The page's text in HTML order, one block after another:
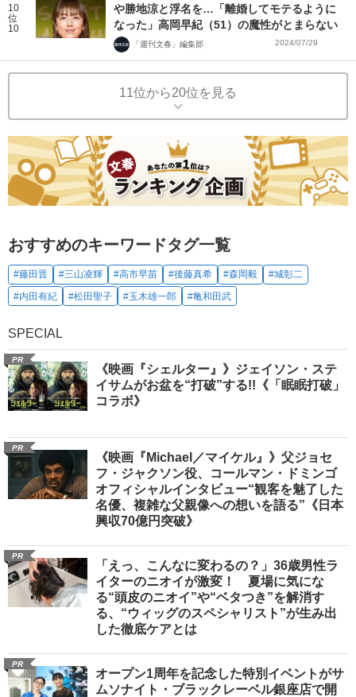
10
位
10
や勝地涼と浮名を…「離婚してモテるように
なった」高岡早紀（51）の魔性がとまらない
「週刊文春」編集部 2024/07/29
11位から20位を見る
おすすめのキーワードタグ一覧
#藤田晋 #三山凌輝 #高市早苗 #後藤真希 #森岡毅
#城彰二
#内田有紀
#松田聖子 #玉木雄一郎 #亀和田武
SPECIAL
PR
《映画『シェルター』》ジェイソン・ステ
イサムがお盆を“打破”する!!《「眠眠打破」
コラボ》
PR
《映画『Michael／マイケル』》父ジョセ
フ・ジャクソン役、コールマン・ドミンゴ
オフィシャルインタビュー“観客を魅了した
名優、複雑な父親像への想いを語る”《日本
興収70億円突破》
PR
「えっ、こんなに変わるの？」36歳男性ラ
イターのニオイが激変！ 夏場に気にな
る“頭皮のニオイ”や“ベタつき”を解消す
る、“ウィッグのスペシャリスト”が生み出
した徹底ケアとは
PR
オープン1周年を記念した特別イベントがサ
ムソナイト・ブラックレーベル銀座店で開